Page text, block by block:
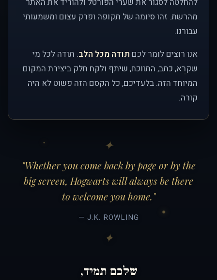
מהרשת. זהו סיומה של תקופה ופרק עצום ומשמעותי
עבורנו.
אנו רוצים לומר לכם תודה מכל הלב. תודה לכל מי
שקרא, כתב, התווכח, שיתף ולקח חלק ביצירת המקום
המיוחד הזה. בלעדיכם, כל הקסם הזה פשוט לא היה
קורה.
"Whether you come back by page or by the
big screen, Hogwarts will always be there
to welcome you home."
— J.K. ROWLING
שלכם תמיד,